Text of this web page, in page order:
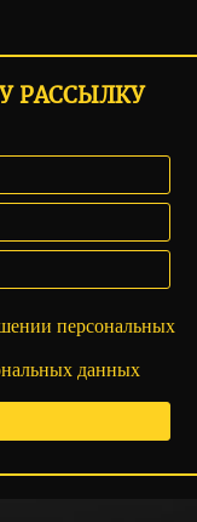
РАССЫЛКУ
персональных
данных